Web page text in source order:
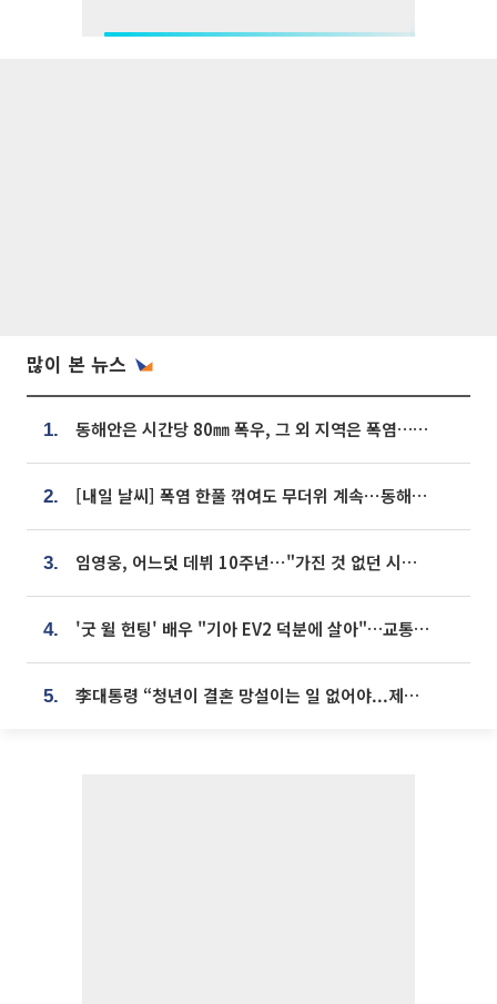
많이 본 뉴스
1. 동해안은 시간당 80㎜ 폭우, 그 외 지역은 폭염…‘극과 극 날씨’
2. [내일 날씨] 폭염 한풀 꺾여도 무더위 계속⋯동해안 이틀 연속 비
3. 임영웅, 어느덧 데뷔 10주년⋯"가진 것 없던 시절, 내 앞엔 20명의 팬뿐"
4. '굿 윌 헌팅' 배우 "기아 EV2 덕분에 살아"…교통사고 후 안전성 극찬
5. 李대통령 “청년이 결혼 망설이는 일 없어야...제도상 불이익 조사”